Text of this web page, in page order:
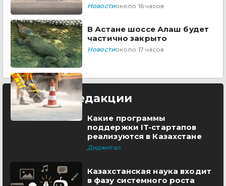
Новостиоколо 16 часов
В Астане шоссе Алаш будет
частично закрыто
Новостиоколо 17 часов
Выбор редакции
Какие программы
поддержки IT-стартапов
реализуются в Казахстане
Диджитал
Казахстанская наука входит
в фазу системного роста